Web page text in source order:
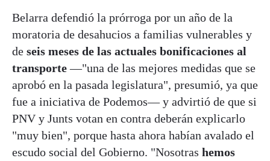
Belarra defendió la prórroga por un año de la
moratoria de desahucios a familias vulnerables y
de seis meses de las actuales bonificaciones al
transporte—"una de las mejores medidas que se
aprobó en la pasada legislatura", presumió, ya que
fue a iniciativa de Podemos— y advirtió de que si
PNV y Junts votan en contra deberán explicarlo
"muy bien", porque hasta ahora habían avalado el
escudo social del Gobierno. "Nosotras hemos